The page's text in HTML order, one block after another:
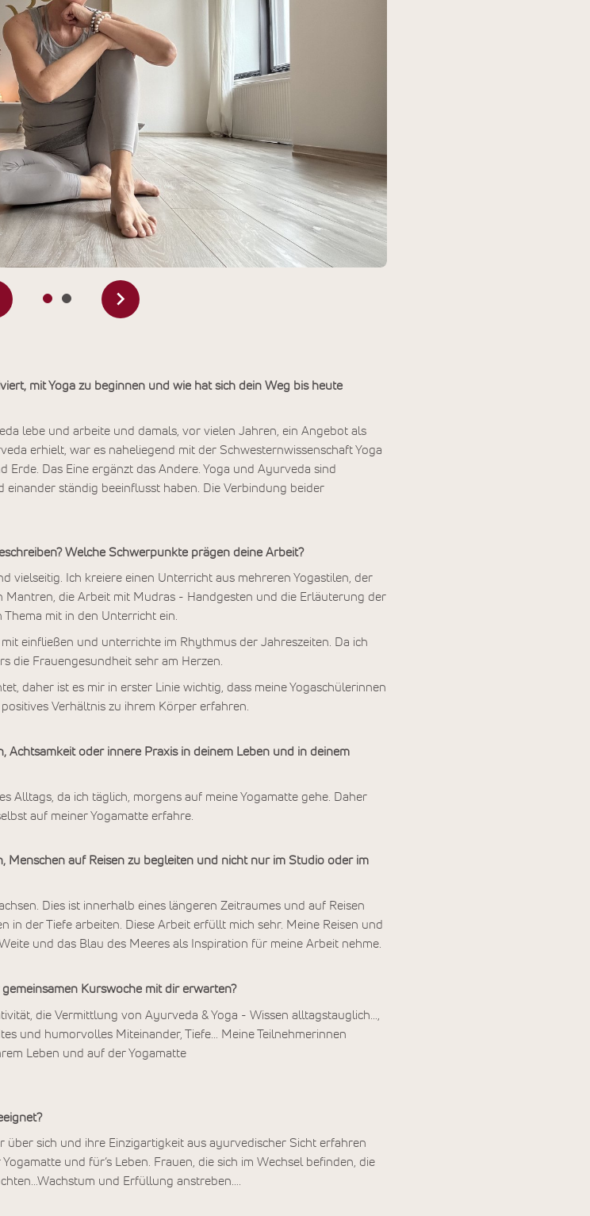
mit Yoga zu beginnen und wie hat sich dein Weg bis heute
lebe und arbeite und damals, vor vielen Jahren, ein Angebot als
erhielt, war es naheliegend mit der Schwesternwissenschaft Yoga
Erde. Das Eine ergänzt das Andere. Yoga und Ayurveda sind
einander ständig beeinflusst haben. Die Verbindung beider
Welche Schwerpunkte prägen deine Arbeit?
vielseitig. Ich kreiere einen Unterricht aus mehreren Yogastilen, der
Mantren, die Arbeit mit Mudras - Handgesten und die Erläuterung der
mit in den Unterricht ein.
einfließen und unterrichte im Rhythmus der Jahreszeiten. Da ich
die Frauengesundheit sehr am Herzen.
daher ist es mir in erster Linie wichtig, dass meine Yogaschülerinnen
Verhältnis zu ihrem Körper erfahren.
Achtsamkeit oder innere Praxis in deinem Leben und in deinem
Alltags, da ich täglich, morgens auf meine Yogamatte gehe. Daher
auf meiner Yogamatte erfahre.
Menschen auf Reisen zu begleiten und nicht nur im Studio oder im
Dies ist innerhalb eines längeren Zeitraumes und auf Reisen
in der Tiefe arbeiten. Diese Arbeit erfüllt mich sehr. Meine Reisen und
und das Blau des Meeres als Inspiration für meine Arbeit nehme.
Kurswoche mit dir erwarten?
die Vermittlung von Ayurveda & Yoga - Wissen alltagstauglich…,
und humorvolles Miteinander, Tiefe… Meine Teilnehmerinnen
Leben und auf der Yogamatte
über sich und ihre Einzigartigkeit aus ayurvedischer Sicht erfahren
und für’s Leben. Frauen, die sich im Wechsel befinden, die
und Erfüllung anstreben….